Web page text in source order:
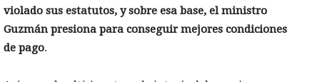
violado sus estatutos, y sobre esa base, el ministro
Guzmán presiona para conseguir mejores condiciones
de pago.